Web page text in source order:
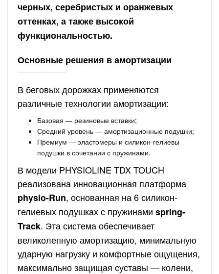
черных, серебристых и оранжевых
оттенках, а также высокой
функциональностью.
Основные решения в амортизации
В беговых дорожках применяются
различные технологии амортизации:
Базовая — резиновые вставки;
Средний уровень — амортизационные подушки;
Премиум — эластомеры и силикон-гелиевы
подушки в сочетании с пружинами.
В модели PHYSIOLINE TDX TOUCH
реализована инновационная платформа
physio-Run, основанная на 6 силикон-
гелиевых подушках с пружинами spring-
Track. Эта система обеспечивает
великолепную амортизацию, минимальную
ударную нагрузку и комфортные ощущения,
максимально защищая суставы — колени,